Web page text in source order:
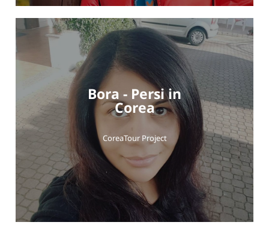
Bora - Persi in
Corea
CoreaTour Project